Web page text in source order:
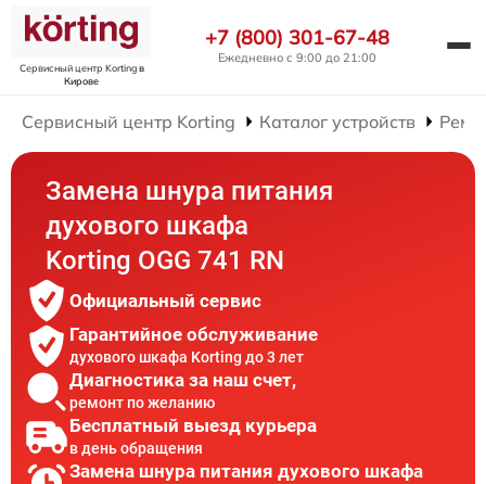
Сервисный центр Kortingв
Кирове
+7 (800) 301-67-48
Ежедневно с 9:00 до 21:00
Сервисный центр Korting Каталог устройств
Замена шнура питания
духового шкафа
Korting OGG 741 RN
Официальный сервис
Гарантийное обслуживание
духового шкафа Korting до 3 лет
Диагностика за наш счет,
ремонт по желанию
Бесплатный выезд курьера
в день обращения
Замена шнура питания духового шкафа